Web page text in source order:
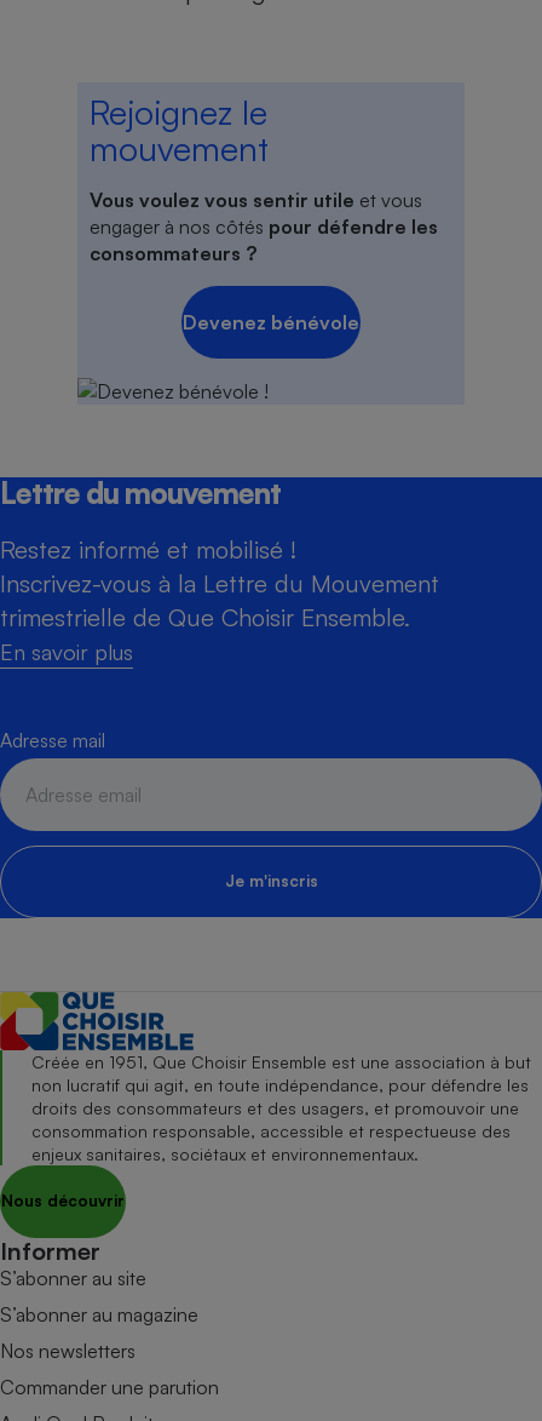
Rejoignez le
mouvement
Vous voulez vous sentir utile et vous
engager à nos côtés pour défendre les
consommateurs ?
Devenez bénévole
Lettre du mouvement
Restez informé et mobilisé !
Inscrivez-vous à la Lettre du Mouvement
trimestrielle de Que Choisir Ensemble.
En savoir plus
Adresse mail
Je m'inscris
Créée en 1951, Que Choisir Ensemble est une association à but
non lucratif qui agit, en toute indépendance, pour défendre les
droits des consommateurs et des usagers, et promouvoir une
consommation responsable, accessible et respectueuse des
enjeux sanitaires, sociétaux et environnementaux.
Nous découvrir
Informer
S’abonner au site
S’abonner au magazine
Nos newsletters
Commander une parution